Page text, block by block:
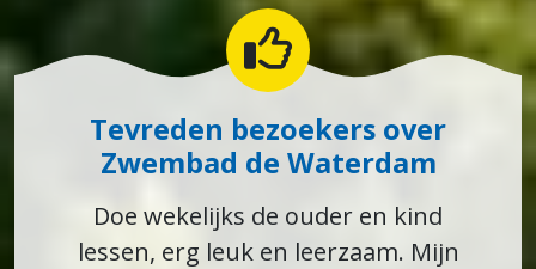
Tevreden bezoekers over
Zwembad de Waterdam
Doe wekelijks de ouder en kind
lessen, erg leuk en leerzaam. Mijn